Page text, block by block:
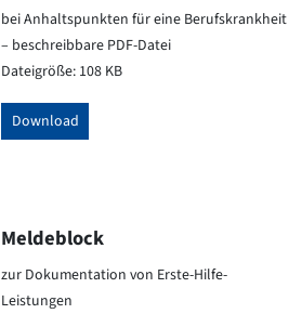
bei Anhaltspunkten für eine Berufskrankheit
– beschreibbare PDF-Datei
Dateigröße: 108 KB
Download
Meldeblock
zur Dokumentation von Erste-Hilfe-
Leistungen